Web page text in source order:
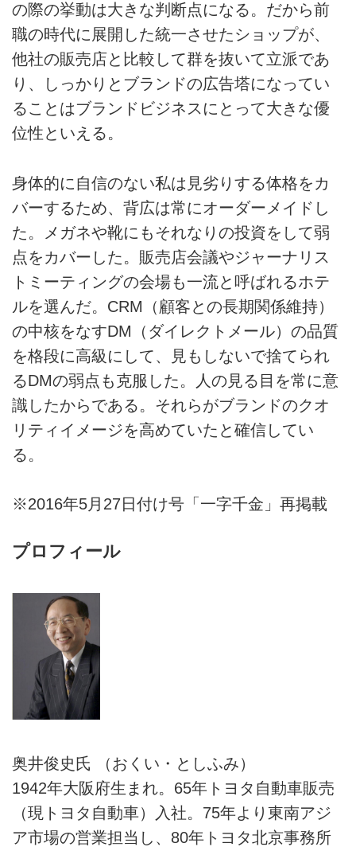
の際の挙動は大きな判断点になる。だから前
職の時代に展開した統一させたショップが、
他社の販売店と比較して群を抜いて立派であ
り、しっかりとブランドの広告塔になってい
ることはブランドビジネスにとって大きな優
位性といえる。
身体的に自信のない私は見劣りする体格をカ
バーするため、背広は常にオーダーメイドし
た。メガネや靴にもそれなりの投資をして弱
点をカバーした。販売店会議やジャーナリス
トミーティングの会場も一流と呼ばれるホテ
ルを選んだ。CRM（顧客との長期関係維持）
の中核をなすDM（ダイレクトメール）の品質
を格段に高級にして、見もしないで捨てられ
るDMの弱点も克服した。人の見る目を常に意
識したからである。それらがブランドのクオ
リティイメージを高めていたと確信してい
る。
※2016年5月27日付け号「一字千金」再掲載
プロフィール
奥井俊史氏 （おくい・としふみ）
1942年大阪府生まれ。65年トヨタ自動車販売
（現トヨタ自動車）入社。75年より東南アジ
ア市場の営業担当し、80年トヨタ北京事務所